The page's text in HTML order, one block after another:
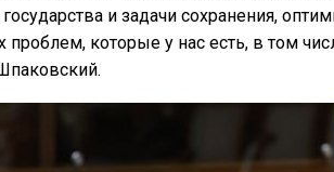
и задачи сохранения,
которые у нас есть, в том